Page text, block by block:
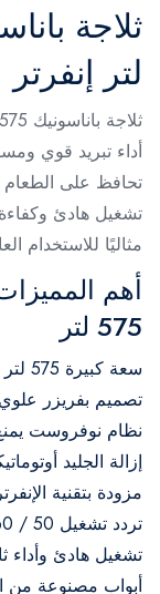
لتر إنفرتر
أداء تبريد قوي
تحافظ على
تشغيل هادئ
مثاليًا للاستخدام
أهم
575 لتر
سعة كبيرة 575 لتر مناسبة للعائلات
تصميم بفريزر
نظام نوفروست
إزالة الجليد
مزودة بتقنية
تردد تشغيل 50 / 60 هرتز
تشغيل هادئ وأداء
أبواب مصنوعة من